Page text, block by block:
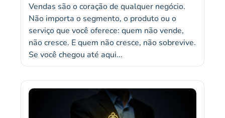
Vendas são o coração de qualquer negócio.
Não importa o segmento, o produto ou o
serviço que você oferece: quem não vende,
não cresce. E quem não cresce, não sobrevive.
Se você chegou até aqui...